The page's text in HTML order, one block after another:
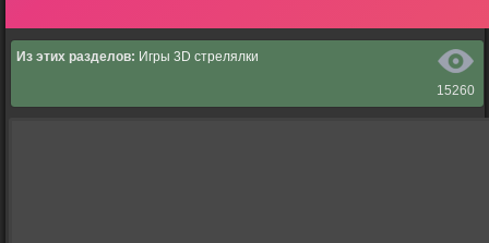
15260
Из этих разделов: Игры 3D стрелялки